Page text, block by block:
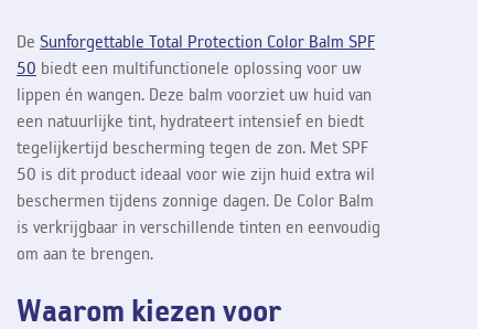
De Sunforgettable Total Protection Color Balm SPF
50 biedt een multifunctionele oplossing voor uw
lippen én wangen. Deze balm voorziet uw huid van
een natuurlijke tint, hydrateert intensief en biedt
tegelijkertijd bescherming tegen de zon. Met SPF
50 is dit product ideaal voor wie zijn huid extra wil
beschermen tijdens zonnige dagen. De Color Balm
is verkrijgbaar in verschillende tinten en eenvoudig
om aan te brengen.
Waarom kiezen voor